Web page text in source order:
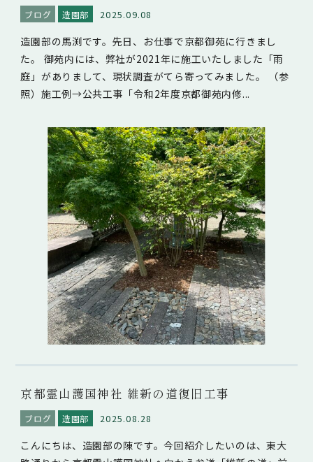
ブログ 造園部 2025.09.08
造園部の馬渕です。先日、お仕事で京都御苑に行きまし
た。 御苑内には、弊社が2021年に施工いたしました「雨
庭」がありまして、現状調査がてら寄ってみました。 （参
照）施工例→公共工事「令和2年度京都御苑内修...
京都霊山護国神社 維新の道復旧工事
ブログ 造園部 2025.08.28
こんにちは、造園部の陳です。今回紹介したいのは、東大